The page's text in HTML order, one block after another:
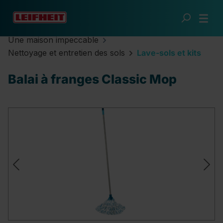
Passer au contenu principal
Une maison impeccable
Nettoyage et entretien des sols
Lave-sols et kits
Balai à franges Classic Mop